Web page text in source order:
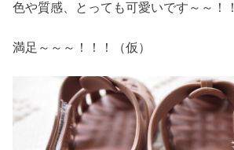
色や質感、とっても可愛いです～～！！
満足～～～！！！（仮）